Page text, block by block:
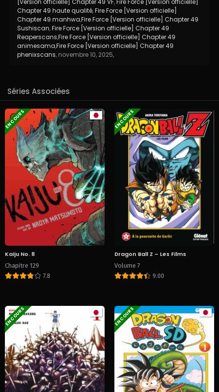
[Version officielle] Chapter 49 VF,Fire Force [Version officielle]
Chapter 49 haute qualité,Fire Force [Version officielle]
Chapter 49 manhwa,Fire Force [Version officielle] Chapter 49
Sushiscan,Fire Force [Version officielle] Chapter 49
Reaperscans,Fire Force [Version officielle] Chapter 49
animesama,Fire Force [Version officielle] Chapter 49
phenixscans, novembre 10, 2025,
Séries Associées
EN COURS
Kaiju No. 8
Chapitre 129
7.8
EN COURS
Dragon Ball Z – Les Films
Volume 7
9.00
EN COURS EN COURS